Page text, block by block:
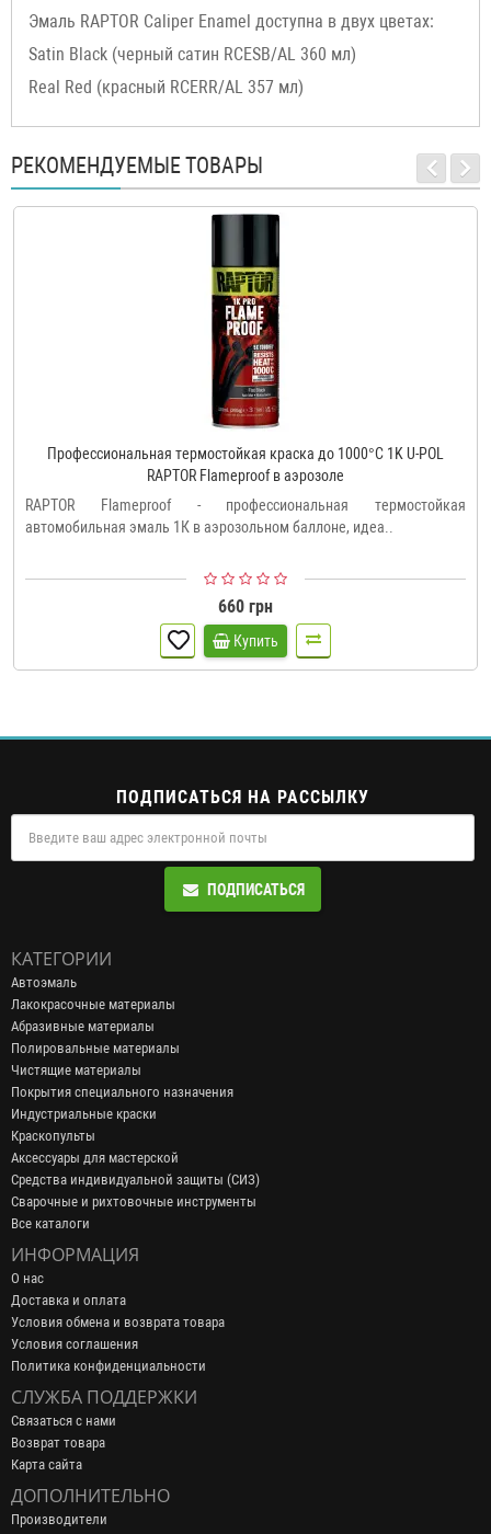
Эмаль RAPTOR Caliper Enamel доступна в двух цветах:
Satin Black (черный сатин RCESB/AL 360 мл)
Real Red (красный RCERR/AL 357 мл)
РЕКОМЕНДУЕМЫЕ ТОВАРЫ
Профессиональная термостойкая краска до 1000°C 1K U-POL
RAPTOR Flameproof в аэрозоле
RAPTOR Flameproof - профессиональная термостойкая
автомобильная эмаль 1К в аэрозольном баллоне, идеа..
660 грн
Купить
ПОДПИСАТЬСЯ НА РАССЫЛКУ
ПОДПИСАТЬСЯ
КАТЕГОРИИ
Автоэмаль
Лакокрасочные материалы
Абразивные материалы
Полировальные материалы
Чистящие материалы
Покрытия специального назначения
Индустриальные краски
Краскопульты
Аксессуары для мастерской
Средства индивидуальной защиты (СИЗ)
Сварочные и рихтовочные инструменты
Все каталоги
ИНФОРМАЦИЯ
О нас
Доставка и оплата
Условия обмена и возврата товара
Условия соглашения
Политика конфиденциальности
СЛУЖБА ПОДДЕРЖКИ
Связаться с нами
Возврат товара
Карта сайта
ДОПОЛНИТЕЛЬНО
Производители